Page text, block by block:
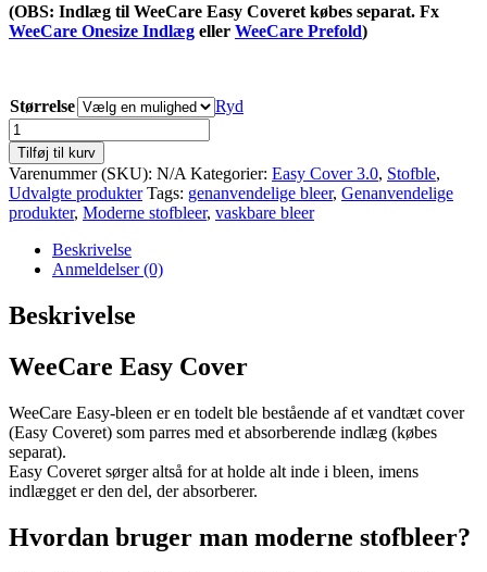
(OBS: Indlæg til WeeCare Easy Coveret købes separat. Fx
WeeCare Onesize Indlæg eller WeeCare Prefold)
Størrelse
Ryd
WeeCare
Easy
Cover
-
Branches
-
Dark
antal
Tilføj til kurv
Varenummer (SKU): N/A Kategorier: Easy Cover 3.0, Stofble,
Udvalgte produkter Tags: genanvendelige bleer, Genanvendelige
produkter, Moderne stofbleer, vaskbare bleer
Beskrivelse
Anmeldelser (0)
Beskrivelse
WeeCare Easy Cover
WeeCare Easy-bleen er en todelt ble bestående af et vandtæt cover
(Easy Coveret) som parres med et absorberende indlæg (købes
separat).
Easy Coveret sørger altså for at holde alt inde i bleen, imens
indlægget er den del, der absorberer.
Hvordan bruger man moderne stofbleer?